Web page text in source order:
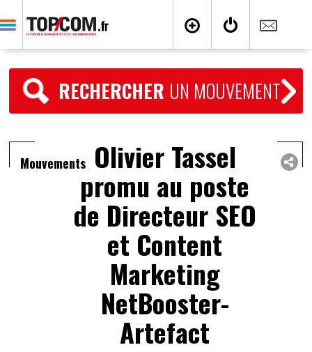
RECHERCHER UN MOUVEMENT
Mouvements Olivier Tassel
promu au poste
de Directeur SEO
et Content
Marketing
NetBooster-
Artefact